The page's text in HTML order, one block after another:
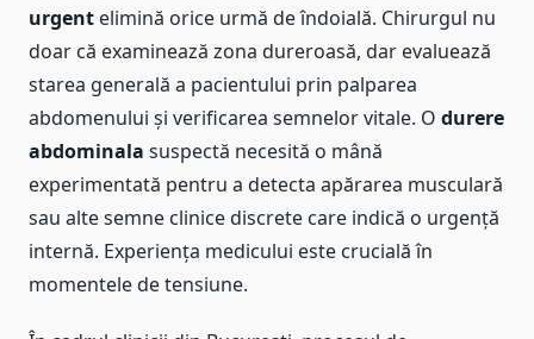
urgent elimină orice urmă de îndoială. Chirurgul nu
doar că examinează zona dureroasă, dar evaluează
starea generală a pacientului prin palparea
abdomenului și verificarea semnelor vitale. O durere
abdominala suspectă necesită o mână
experimentată pentru a detecta apărarea musculară
sau alte semne clinice discrete care indică o urgență
internă. Experiența medicului este crucială în
momentele de tensiune.